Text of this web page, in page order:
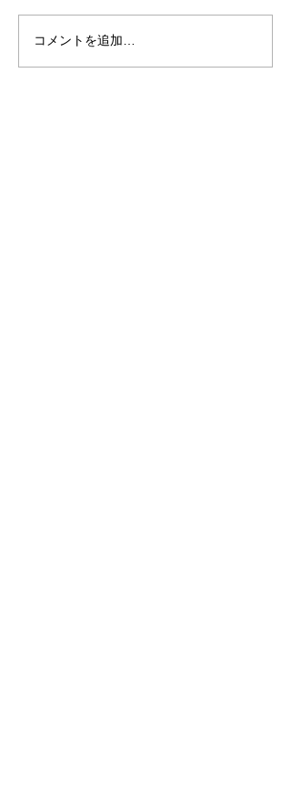
-20kgダイエット成功！どう
やって痩せた？その方法
コメントを追加…